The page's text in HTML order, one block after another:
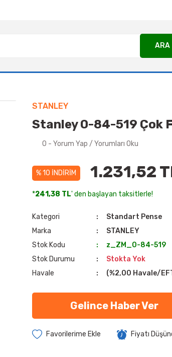
ARA
STANLEY
Stanley 0-84-519 Çok
0 - Yorum Yap / Yorumları Oku
% 10 İNDİRİM 1.231,52
*241,38 TL' den başlayan taksitlerle!
Kategori
Standart Pense
Marka
STANLEY
Stok Kodu
z_ZM_0-84-519
Stok Durumu
Stokta Yok
Havale
(%2,00 Havale/
Gelince Haber Ver
Fiyatı